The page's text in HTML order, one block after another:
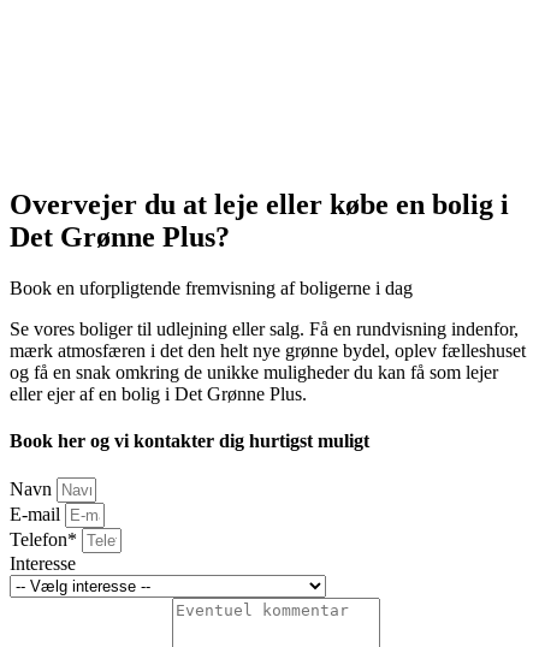
Overvejer du at leje eller købe en bolig i
Det Grønne Plus?
Book en uforpligtende fremvisning af boligerne i dag
Se vores boliger til udlejning eller salg. Få en rundvisning indenfor,
mærk atmosfæren i det den helt nye grønne bydel, oplev fælleshuset
og få en snak omkring de unikke muligheder du kan få som lejer
eller ejer af en bolig i Det Grønne Plus.
Book her og vi kontakter dig hurtigst muligt
Navn
E-mail
Telefon*
Interesse